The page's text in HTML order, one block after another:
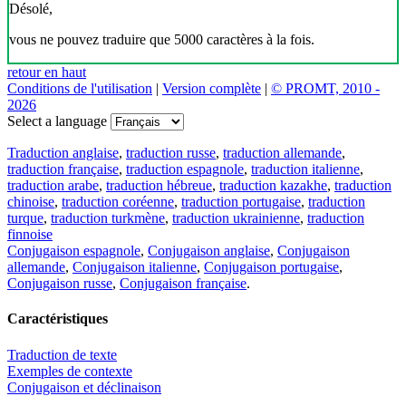
Désolé,
vous ne pouvez traduire que 5000 caractères à la fois.
retour en haut
Conditions de l'utilisation | Version complète | © PROMT, 2010 -
2026
Select a language
Traduction anglaise, traduction russe, traduction allemande,
traduction française, traduction espagnole, traduction italienne,
traduction arabe, traduction hébreue, traduction kazakhe, traduction
chinoise, traduction coréenne, traduction portugaise, traduction
turque, traduction turkmène, traduction ukrainienne, traduction
finnoise
Conjugaison espagnole, Conjugaison anglaise, Conjugaison
allemande, Conjugaison italienne, Conjugaison portugaise,
Conjugaison russe, Conjugaison française.
Caractéristiques
Traduction de texte
Exemples de contexte
Conjugaison et déclinaison